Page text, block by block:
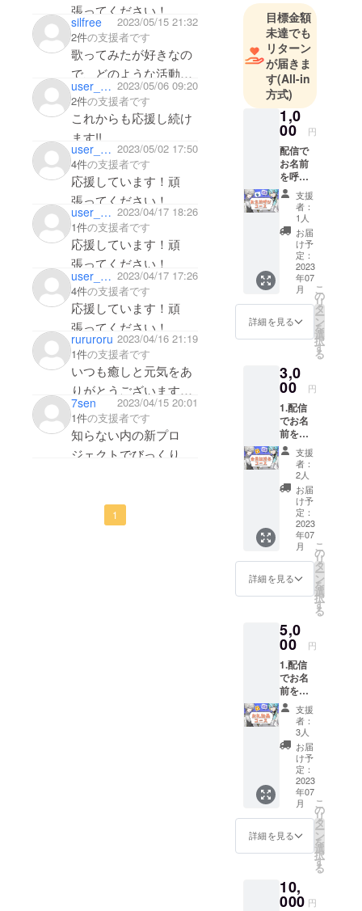
張ってください！
silfree
2023/05/15 21:32
2件の支援者です
歌ってみたが好きなの
で、どのような活動を
されるのかこれから楽
しみです。頑張ってく
ださい。
user_e0a939150494 2023/05/06 09:20
2件の支援者です
これからも応援し続け
ます!!
user_4e5dea631824 2023/05/02 17:50
4件の支援者です
応援しています！頑
張ってください！
user_6dcd82587a74 2023/04/17 18:26
1件の支援者です
応援しています！頑
張ってください！
user_4e5dea631824 2023/04/17 17:26
4件の支援者です
応援しています！頑
張ってください！
rururoru 2023/04/16 21:19
1件の支援者です
いつも癒しと元気をあ
りがとうございます。
お二人の活動応援して
います！！
7sen
2023/04/15 20:01
1件の支援者です
知らない内の新プロ
ジェクトでびっくりし
張ってください！
1
目標金額
未達でも
リターン
が届きま
す(All-in
方式)
1,0
00 円
配信で
お名前
を呼
び、感
謝させ
ていた
だきま
す。
★1.公
序良俗
に反す
るお名
前はお
控えく
ださ
い。
序良俗
に反す
ると判
断した
場合は
お名前
をお呼
びしな
い可能
性がご
ざいま
す。
★1.お
名前呼
びは配
信の
URLを
の最後
でお呼
びいた
しま
す。
支援
者：
1人
お届
け予
定：
2023
年07
月
詳細を見る
こ
の
リ
タ
ー
ン
を
選
択
す
る
3,0
00 円
1.配信
でお名
前を呼
び、感
謝させ
ていた
だきま
す。
2.CF支
援者限
定会員
公序良
俗に反
するお
名前は
くださ
い。
★1.公
序良俗
に反す
ると判
断した
場合は
お名前
をお呼
びしな
い可能
性がご
ざいま
す。
★1.お
名前呼
メール
し、そ
支援
者：
2人
お届
け予
定：
2023
年07
月
詳細を見る
こ
の
リ
タ
ー
ン
を
選
択
す
る
5,0
00 円
1.配信
でお名
前を呼
び、感
謝させ
ていた
だきま
す。
2.CF支
援者限
定会員
証 3.オ
ズワル
ド・エ
ヴァー
ノク
デル・
エカー
支援
者：
3人
お届
け予
定：
2023
年07
月
詳細を見る
こ
の
リ
タ
ー
ン
を
選
択
す
る
10,
000 円